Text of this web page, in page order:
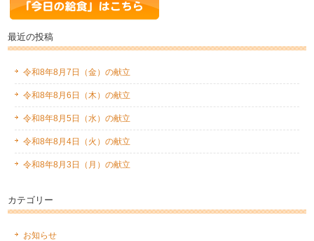
最近の投稿
令和8年8月7日（金）の献立
令和8年8月6日（木）の献立
令和8年8月5日（水）の献立
令和8年8月4日（火）の献立
令和8年8月3日（月）の献立
カテゴリー
お知らせ